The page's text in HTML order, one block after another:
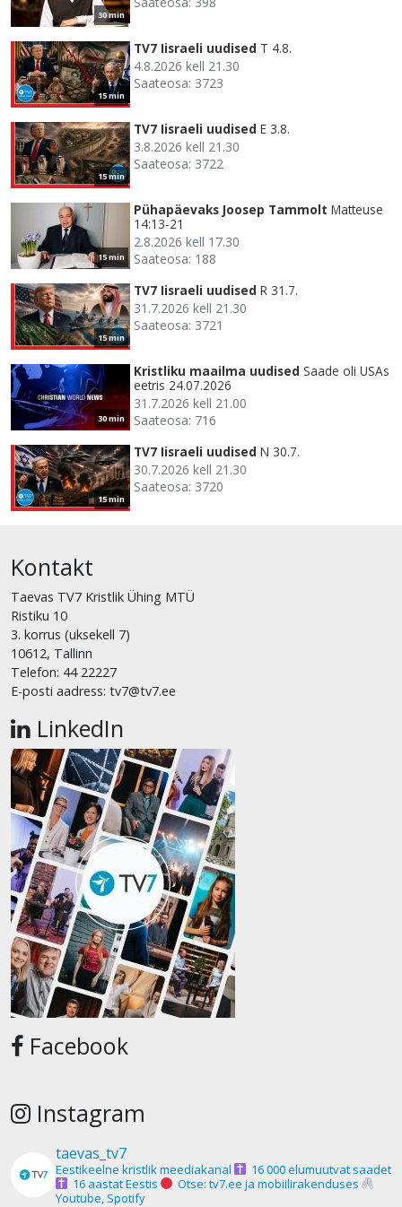
30 min
15 min
TV7 Iisraeli uudised T 4.8.
4.8.2026 kell 21.30
Saateosa: 3723
15 min
TV7 Iisraeli uudised E 3.8.
3.8.2026 kell 21.30
Saateosa: 3722
15 min
Pühapäevaks Joosep Tammolt Matteuse
14:13-21
2.8.2026 kell 17.30
Saateosa: 188
15 min
TV7 Iisraeli uudised R 31.7.
31.7.2026 kell 21.30
Saateosa: 3721
30 min
Kristliku maailma uudised Saade oli USAs
eetris 24.07.2026
31.7.2026 kell 21.00
Saateosa: 716
15 min
TV7 Iisraeli uudised N 30.7.
30.7.2026 kell 21.30
Saateosa: 3720
Kontakt
Taevas TV7 Kristlik Ühing MTÜ
Ristiku 10
3. korrus (uksekell 7)
10612, Tallinn
Telefon: 44 22227
E-posti aadress: tv7@tv7.ee
LinkedIn
Facebook
Instagram
taevas_tv7
Eestikeelne kristlik meediakanal
16 000 elumuutvat saadet
16 aastat Eestis
Otse: tv7.ee ja mobiilirakenduses
Youtube, Spotify